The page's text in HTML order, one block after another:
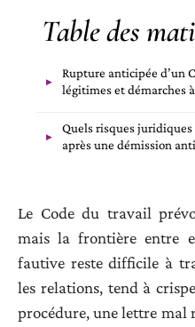
Table des
Rupture anticipée d’un
légitimes et démarches
Quels risques juridiques
après une démission
Le Code du travail
mais la frontière entre
fautive reste difficile à
les relations, tend à
procédure, une lettre mal